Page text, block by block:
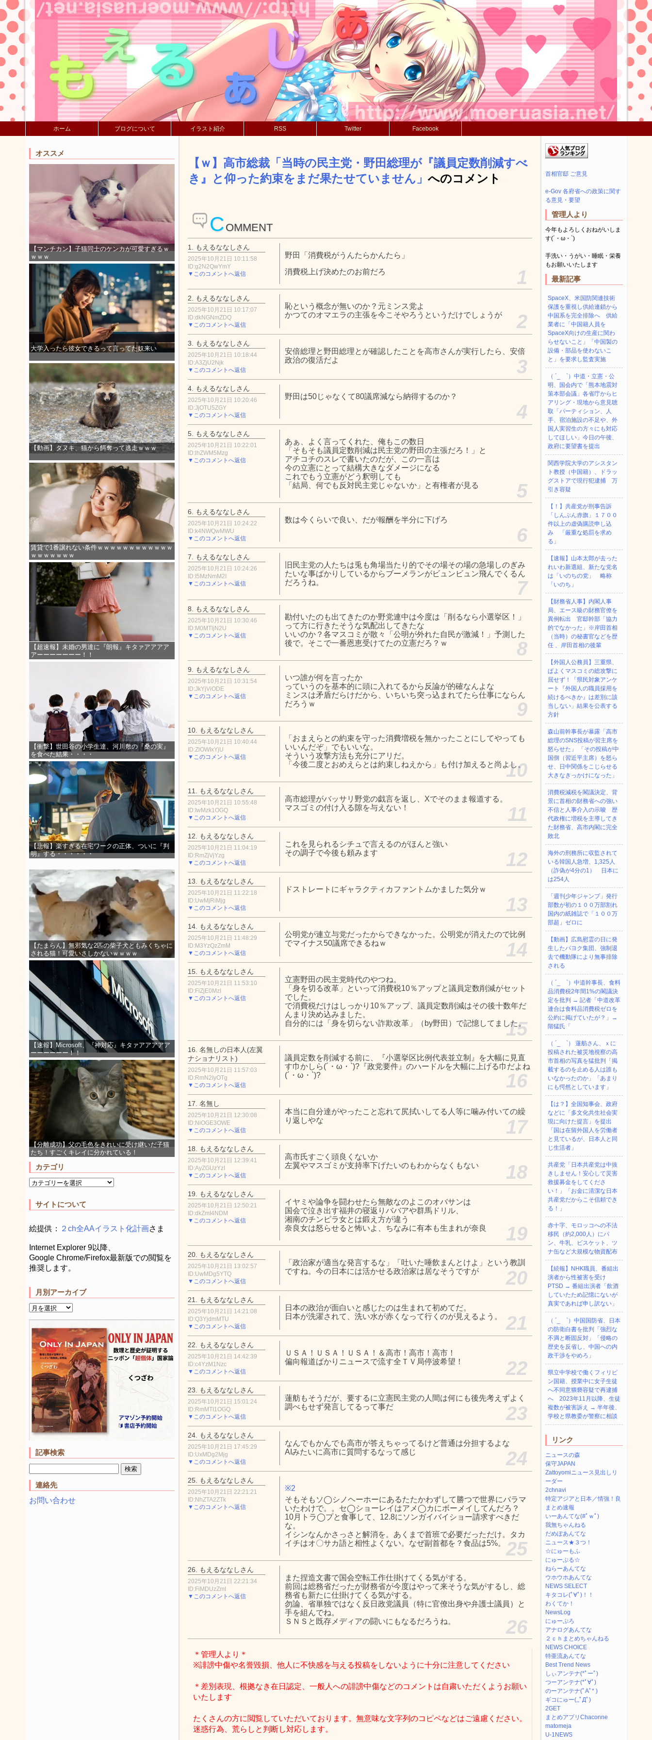
ホーム ブログについて イラスト紹介 RSS Twitter Facebook
オススメ
【マンチカン】子猫同士のケンカが可愛すぎるｗ
ｗｗｗ
大学入ったら彼女できるって言ってた奴来い
【動画】タヌキ、猫から餌奪って逃走ｗｗｗ
賃貸で1番譲れない条件ｗｗｗｗｗｗｗｗｗｗｗｗ
ｗｗｗｗｗｗｗ
【超速報】未婚の男達に『朗報』キタァアアアア
アーーーーーーー！！
【衝撃】世田谷の小学生達、河川敷の『桑の実』
を食べた結果・・・・
【悲報】楽すぎる在宅ワークの正体、ついに『判
明』する・・・・・・
【たまらん】無邪気な2匹の柴子犬ともみくちゃに
される猫！可愛いさしかないｗｗｗｗ
【速報】Microsoft、『神対応』キタァアアアアア
ーーーーーー！！
【分離成功】父の毛色をきれいに受け継いだ子猫
たち！すごくキレイに分かれている！
カテゴリ
サイトについて
絵提供： ２ch全AAイラスト化計画さま
Internet Explorer 9以降、
Google Chrome/Firefox最新版での閲覧を
推奨します。
月別アーカイブ
記事検索
連絡先
お問い合わせ
【ｗ】高市総裁「当時の民主党・野田総理が『議員定数削減すべ
き』と仰った約束をまだ果たせていません」 へのコメント
C OMMENT
1. もえるななしさん
2025年10月21日 10:11:58
ID:g2N2QwYmY
▼このコメントへ返信
野田「消費税がうんたらかんたら」
消費税上げ決めたのお前だろ
1
2. もえるななしさん
2025年10月21日 10:17:07
ID:dkNGNmZDQ
▼このコメントへ返信
恥という概念が無いのか？元ミンス党よ
かつてのオマエラの主張を今こそやろうというだけでしょうが
2
3. もえるななしさん
2025年10月21日 10:18:44
ID:A3ZjU2Njk
▼このコメントへ返信
安倍総理と野田総理とが確認したことを高市さんが実行したら、安倍
政治の復活だよ
3
4. もえるななしさん
2025年10月21日 10:20:46
ID:JjOTU5ZGY
▼このコメントへ返信
野田は50じゃなくて80議席減なら納得するのか？
4
5. もえるななしさん
2025年10月21日 10:22:01
ID:lhZWM5Mzg
▼このコメントへ返信
あぁ、よく言ってくれた、俺もこの数日
「そもそも議員定数削減は民主党の野田の主張だろ！」と
アチコチのスレで書いたのだが、この一言は
今の立憲にとって結構大きなダメージになる
これでもう立憲がどう釈明しても
「結局、何でも反対民主党じゃないか」と有権者が見る
5
6. もえるななしさん
2025年10月21日 10:24:22
ID:k4NWQwMWU
▼このコメントへ返信
数は今くらいで良い、だが報酬を半分に下げろ
6
7. もえるななしさん
2025年10月21日 10:24:26
ID:I5MzNmM2I
▼このコメントへ返信
旧民主党の人たちは兎も角場当たり的でその場その場の急場しのぎみ
たいな事ばかりしているからブーメランがビュンビュン飛んでくるん
だろうね。
7
8. もえるななしさん
2025年10月21日 10:30:46
ID:M0MTljN2U
▼このコメントへ返信
勘付いたのも出てきたのか野党連中は今度は「削るなら小選挙区！」
って方に行きたそうな気配出してきたな
いいのか？各マスコミが散々「公明が外れた自民が激減！」予測した
後で。そこで一番恩恵受けてたの立憲だろ？ｗ
8
9. もえるななしさん
2025年10月21日 10:31:54
ID:JkYjViODE
▼このコメントへ返信
いつ誰が何を言ったか
っていうのを基本的に頭に入れてるから反論が的確なんよな
ミンスは矛盾だらけだから、いちいち突っ込まれてたら仕事にならん
だろうｗ
9
10. もえるななしさん
2025年10月21日 10:40:44
ID:ZlOWIxYjU
▼このコメントへ返信
「おまえらとの約束を守った消費増税を無かったことにしてやっても
いいんだぞ」でもいいな。
そういう攻撃方法も充分にアリだ。
「今後二度とおめえらとは約束しねえから」も付け加えると尚よし。
10
11. もえるななしさん
2025年10月21日 10:55:48
ID:IwMzk1OGQ
▼このコメントへ返信
高市総理がバッサリ野党の戯言を返し、Xでそのまま報道する。
マスゴミの付け入る隙を与えない！
11
12. もえるななしさん
2025年10月21日 11:04:19
ID:RmZjVjYzg
▼このコメントへ返信
これを見られるシチュで言えるのがほんと強い
その調子で今後も頼みます
12
13. もえるななしさん
2025年10月21日 11:22:18
ID:UwMjRiMjg
▼このコメントへ返信
ドストレートにギャラクティカファントムかました気分ｗ
13
14. もえるななしさん
2025年10月21日 11:48:29
ID:M3YzQzZmM
▼このコメントへ返信
公明党が連立与党だったからできなかった。公明党が消えたので比例
でマイナス50議席できるねｗ
14
15. もえるななしさん
2025年10月21日 11:53:10
ID:FiZjE0MzI
▼このコメントへ返信
立憲野田の民主党時代のやつね。
「身を切る改革」といって消費税10％アップと議員定数削減がセット
でした。
で消費税だけはしっかり10％アップ、議員定数削減はその後十数年だ
んまり決め込みました。
自分的には「身を切らない詐欺改革」（by野田）で記憶してました。
15
16. 名無しの日本人(左翼
ナショナリスト)
2025年10月21日 11:57:03
ID:RmN2IyOTg
▼このコメントへ返信
議員定数を削減する前に、『小選挙区比例代表並立制』を大幅に見直
す巾かしら(´・ω・`)?『政党要件』のハードルを大幅に上げる巾だよね
(´・ω・`)?
16
17. 名無し
2025年10月21日 12:30:08
ID:NiOGE3OWE
▼このコメントへ返信
本当に自分達がやったこと忘れて尻拭いしてる人等に噛み付いての繰
り返しやな
17
18. もえるななしさん
2025年10月21日 12:39:41
ID:AyZGUzYzI
▼このコメントへ返信
高市氏すごく頭良くないか
左翼やマスゴミが支持率下げたいのもわからなくもない
18
19. もえるななしさん
2025年10月21日 12:50:21
ID:dkZmI4NDM
▼このコメントへ返信
イヤミや論争を闘わせたら無敵なのよこのオバサンは
国会で泣き出す福井の寝返りババアや群馬ドリル、
湘南のチンピラ女とは鍛え方が違う
奈良女は怒らせると怖いよ、ちなみに有本も生まれが奈良
19
20. もえるななしさん
2025年10月21日 13:02:57
ID:UwMDg5YTQ
▼このコメントへ返信
「政治家が適当な発言するな」「吐いた唾飲まんとけよ」という教訓
ですね。今の日本には活かせる政治家は居なそうですが
20
21. もえるななしさん
2025年10月21日 14:21:08
ID:Q3YjdmMTU
▼このコメントへ返信
日本の政治が面白いと感じたのは生まれて初めてだ。
日本が洗濯されて、洗い水が赤くなって行くのが見えるよう。
21
22. もえるななしさん
2025年10月21日 14:42:39
ID:c4YzM1Nzc
▼このコメントへ返信
ＵＳＡ！ＵＳＡ！ＵＳＡ！＆高市！高市！高市！
偏向報道ばかりニュースで流す全ＴＶ局停波希望！
22
23. もえるななしさん
2025年10月21日 15:01:24
ID:RmMTI1OGQ
▼このコメントへ返信
蓮舫もそうだが、要するに立憲民主党の人間は何にも後先考えずよく
調べもせず発言してるって事だ
23
24. もえるななしさん
2025年10月21日 17:45:29
ID:UxMDg2Mjg
▼このコメントへ返信
なんでもかんでも高市が答えちゃってるけど普通は分担するよな
AIみたいに高市に質問するなって感じ
24
25. もえるななしさん
2025年10月21日 22:21:21
ID:NhZTA2ZTk
▼このコメントへ返信
※2
そもそもソ◯シノヘーホーにあるたたかわずして勝つで世界にバラマ
いたわけで。。セ◯ショーレイはアメ◯カにボーメイしてんだろ？
10月トラ◯プと食事して、12.8にソンガイバイショー請求すべきだ
な。
イシンなんかさっさと解消を。あくまで首班で必要だっただけ。タカ
イチはオ〇サカ語と相性よくない。なぜ副首都を？食品は5%。 25
26. もえるななしさん
2025年10月21日 22:21:34
ID:FiMDUzZmI
▼このコメントへ返信
また捏造文書で国会空転工作仕掛けてくる気がする。
前回は総務省だったが財務省が今度はやって来そうな気がするし、総
務省も新たに仕掛けてくる気がする。
勿論、省単独ではなく反日政党議員（特に官僚出身や弁護士議員）と
手を組んでね。
ＳＮＳと既存メディアの闘いにもなるだろうね。
26
＊管理人より＊
※誹謗中傷や名誉毀損、他人に不快感を与える投稿をしないように十分に注意してください
＊差別表現、根拠なき在日認定、一般人への誹謗中傷などのコメントは自粛いただくようお願い
いたします
たくさんの方に閲覧していただいております。無意味な文字列のコピペなどはご遠慮ください。
迷惑行為、荒らしと判断し対応します。
首相官邸 ご意見
e-Gov 各府省への政策に関す
る意見・要望
管理人より
今年もよろしくおねがいしま
す(´・ω・`)
手洗い・うがい・睡眠・栄養
もお願いいたします
最新記事
SpaceX、米国防関連技術
保護を重視し供給連鎖から
中国系を完全排除へ 供給
業者に「中国籍人員を
SpaceX向けの生産に関わ
らせないこと」「中国製の
設備・部品を使わないこ
と」を要求し監査実施
（ ´_ゝ`）中道・立憲・公
明、国会内で「熊本地震対
策本部会議」各省庁からヒ
アリング・現地から意見聴
取「パーティション、人
手、宿泊施設の不足や、外
国人実習生の方々にも対応
してほしい」今日の午後、
政府に要望書を提出
関西学院大学のアシスタン
ト教授（中国籍）、ドラッ
グストアで現行犯逮捕 万
引き容疑
【！】共産党が刑事告訴
「しんぶん赤旗」１７００
件以上の虚偽購読申し込
み 「厳重な処罰を求め
る」
【速報】山本太郎が去った
れいわ新選組、新たな党名
は「いのちの党」 略称
「いのち」
【財務省人事】内閣人事
局、エース級の財務官僚を
異例転出 官邸幹部「協力
的でなかった」※岸田首相
（当時）の秘書官などを歴
任 、岸田首相の後輩
【外国人公務員】三重県、
ぱよくマスコミの総攻撃に
屈せず！「県民対象アンケ
ート『外国人の職員採用を
続けるべきか』は差別に該
当しない」結果を公表する
方針
森山前幹事長が暴露「高市
総理のSNS投稿が習主席を
怒らせた」 「その投稿が中
国側（習近平主席）を怒ら
せ、日中関係をこじらせる
大きなきっかけになった」
消費税減税を閣議決定、背
景に首相の財務省への強い
不信と人事介入の示唆 歴
代政権に増税を主導してき
た財務省、高市内閣に完全
敗北
海外の刑務所に収監されて
いる韓国人急増、1,325人
（詐偽が4分の1） 日本に
は254人
「週刊少年ジャンプ」発行
部数が初の１００万部割れ
国内の紙雑誌で「１００万
部超」ゼロに
【動画】広島慰霊の日に発
生したパヨク集団、強制退
去で機動隊により無事排除
される
（ ´_ゝ`）中道幹事長、食料
品消費税2年間1%の閣議決
定を批判 → 記者「中道改革
連合は食料品消費税ゼロを
公約に掲げていたが？」→
階猛氏「
（ ´_ゝ`） 蓮舫さん、ｘに
投稿された被災地視察の高
市首相の写真を猛批判「掲
載するのを止める人は誰も
いなかったのか」「あまり
にも愕然としています」
【は？】全国知事会、政府
などに「多文化共生社会実
現に向けた提言」を提出
「国は在留外国人を労働者
と見ているが、日本人と同
じ生活者」
共産党「日本共産党は中抜
きしません！安心して災害
救援募金をしてくださ
い！」「お金に清潔な日本
共産党だからこそ信頼でき
る！」
赤十字、モロッコへの不法
移民（約2,000人）にパ
ン、牛乳、ビスケット、ツ
ナ缶など大規模な物資配布
【続報】NHK職員、番組出
演者から性被害を受け
PTSD → 番組出演者「飲酒
していたため記憶にないが
真実であれば申し訳ない」
（ ´_ゝ`）中国国防省、日本
の防衛白書を批判「強烈な
不満と断固反対」「侵略の
歴史を反省し、中国への内
政干渉をやめろ」
県立中学校で働くフィリピ
ン国籍、授業中に女子生徒
へ不同意猥褻容疑で再逮捕
へ 2023年11月以降、生徒
複数が被害訴え → 半年後、
学校と県教委が警察に相談
リンク
ニュースの森
保守JAPAN
Zattoyomiニュース見出しリ
ーダー
2chnavi
特定アジアと日本／情強！良
まとめ速報
いーあんてな(#ﾟｗﾟ)
我無ちゃんねる
だめぽあんてな
ニュース★３つ！
☆にゅーもふ
にゅーぷる☆
ねらーあんてな
ウホウホあんてな
NEWS SELECT
キタコレ(ﾟ∀ﾟ)！！
わくてか！
NewsLog
にゅーぷろ
アナログあんてな
２ｃｈまとめちゃんねる
NEWS CHOICE
特亜流あんてな
Best Trend News
しぃアンテナ(*ﾟーﾟ)
つーアンテナ(*ﾟ∀ﾟ)
のーアンテナ(ﾟAﾟ* )
ギコにゅー(,,ﾟДﾟ)
2GET
まとめアプリChaconne
matomeja
U-1NEWS